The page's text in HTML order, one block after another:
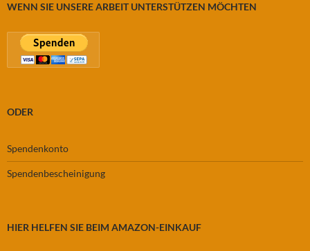
WENN SIE UNSERE ARBEIT UNTERSTÜTZEN MÖCHTEN
ODER
Spendenkonto
Spendenbescheinigung
HIER HELFEN SIE BEIM AMAZON-EINKAUF